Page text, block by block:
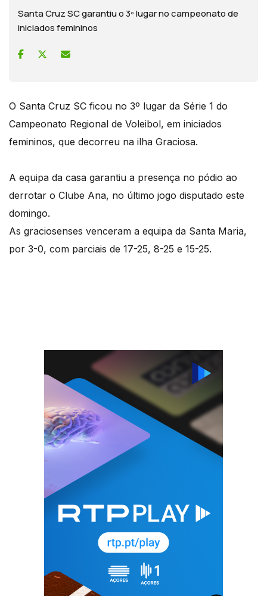
Santa Cruz SC garantiu o 3º lugar no campeonato de
iniciados femininos
O Santa Cruz SC ficou no 3º lugar da Série 1 do
Campeonato Regional de Voleibol, em iniciados
femininos, que decorreu na ilha Graciosa.
A equipa da casa garantiu a presença no pódio ao
derrotar o Clube Ana, no último jogo disputado este
domingo.
As graciosenses venceram a equipa da Santa Maria,
por 3-0, com parciais de 17-25, 8-25 e 15-25.